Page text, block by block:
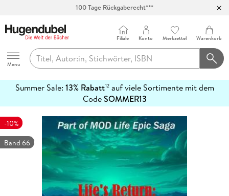
100 Tage Rückgaberecht***
Hugendubel
Menu
Filiale Konto Merkzettel Warenkorb
Summer Sale: 13% Rabatt12auf viele Sortimente mit dem
CodeSOMMER13
erfahren
-10%
Band 66